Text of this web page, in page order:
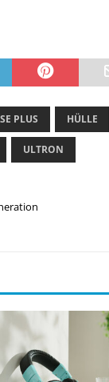
PLUS HÜLLE
ULTRON